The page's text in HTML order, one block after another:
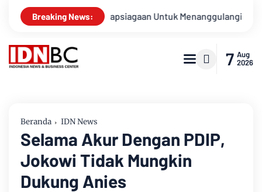
Breaking News:
Kesiapsiagaan Untuk Menanggulangi Bencana Alam
7 Aug
2026
Beranda IDN News
Selama Akur Dengan PDIP,
Jokowi Tidak Mungkin
Dukung Anies